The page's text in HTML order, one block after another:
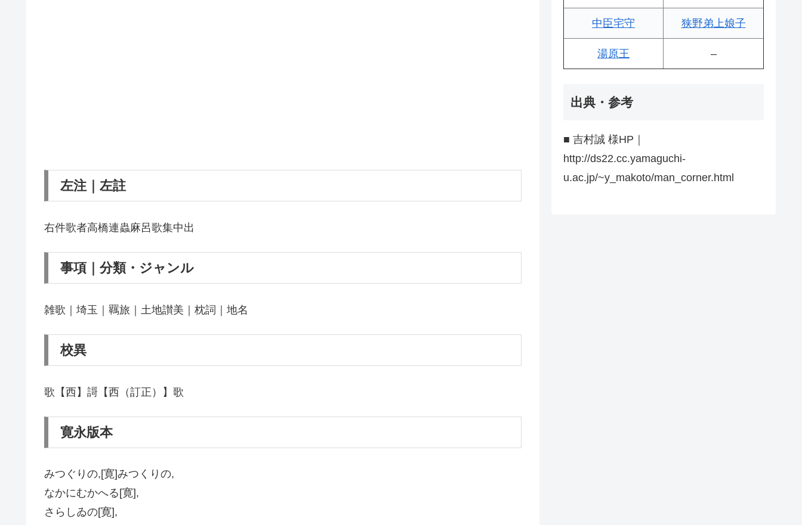
左注｜左註
右件歌者高橋連蟲麻呂歌集中出
事項｜分類・ジャンル
雑歌｜埼玉｜羈旅｜土地讃美｜枕詞｜地名
校異
歌【西】謌【西（訂正）】歌
寛永版本
みつぐりの,[寛]みつくりの,
なかにむかへる[寛],
さらしゐの[寛],
中臣宅守 狭野弟上娘子
湯原王 –
出典・参考
■ 吉村誠 様HP｜
http://ds22.cc.yamaguchi-
u.ac.jp/~y_makoto/man_corner.html